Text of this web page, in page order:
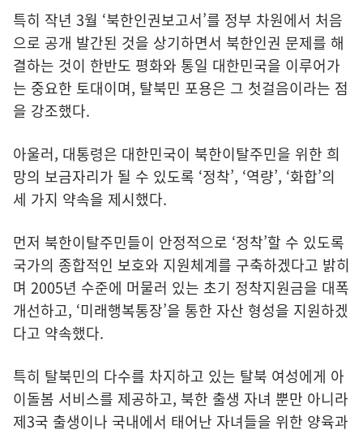
특히 작년 3월 ‘북한인권보고서’를 정부 차원에서 처음
으로 공개 발간된 것을 상기하면서 북한인권 문제를 해
결하는 것이 한반도 평화와 통일 대한민국을 이루어가
는 중요한 토대이며, 탈북민 포용은 그 첫걸음이라는 점
을 강조했다.
아울러, 대통령은 대한민국이 북한이탈주민을 위한 희
망의 보금자리가 될 수 있도록 ‘정착’, ‘역량’, ‘화합’의
세 가지 약속을 제시했다.
먼저 북한이탈주민들이 안정적으로 ‘정착’할 수 있도록
국가의 종합적인 보호와 지원체계를 구축하겠다고 밝히
며 2005년 수준에 머물러 있는 초기 정착지원금을 대폭
개선하고, ‘미래행복통장’을 통한 자산 형성을 지원하겠
다고 약속했다.
특히 탈북민의 다수를 차지하고 있는 탈북 여성에게 아
이돌봄 서비스를 제공하고, 북한 출생 자녀 뿐만 아니라
제3국 출생이나 국내에서 태어난 자녀들을 위한 양육과